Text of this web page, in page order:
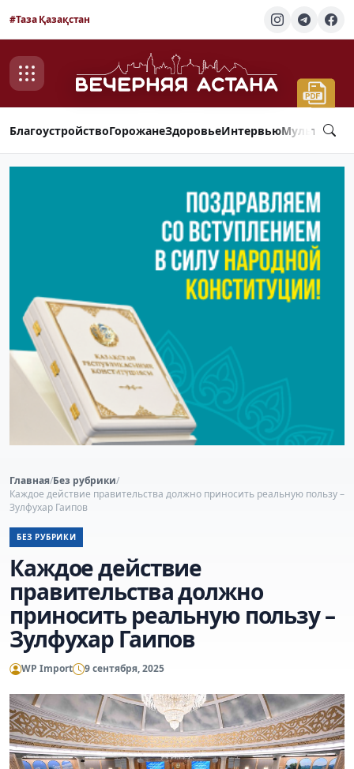
#Таза Қазақстан
БлагоустройствоГорожанеЗдоровьеИнтервью
Главная/Без рубрики/
Каждое действие правительства должно приносить реальную пользу –
Зулфухар Гаипов
БЕЗ РУБРИКИ
Каждое действие
правительства должно
приносить реальную пользу –
Зулфухар Гаипов
WP Import 9 сентября, 2025